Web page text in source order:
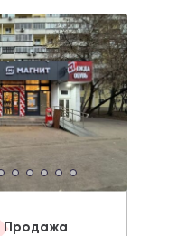
Продажа